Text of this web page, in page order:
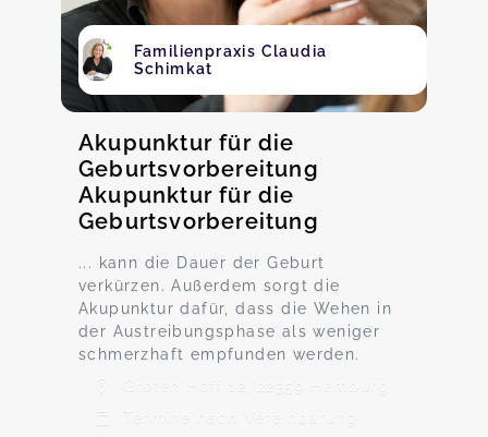
Familienpraxis Claudia
Schimkat
Akupunktur für die
Geburtsvorbereitung
Akupunktur für die
Geburtsvorbereitung
... kann die Dauer der Geburt
verkürzen. Außerdem sorgt die
Akupunktur dafür, dass die Wehen in
der Austreibungsphase als weniger
schmerzhaft empfunden werden.
Groten Hoff 12, 22359 Hamburg
Termine nach Vereinbarung